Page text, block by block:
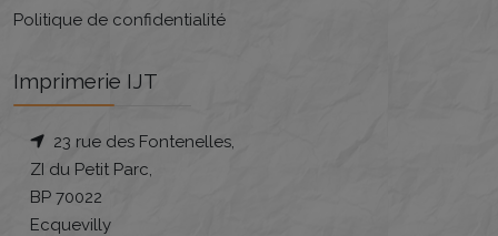
Politique de confidentialité
Imprimerie IJT
23 rue des Fontenelles,
ZI du Petit Parc,
BP 70022
Ecquevilly